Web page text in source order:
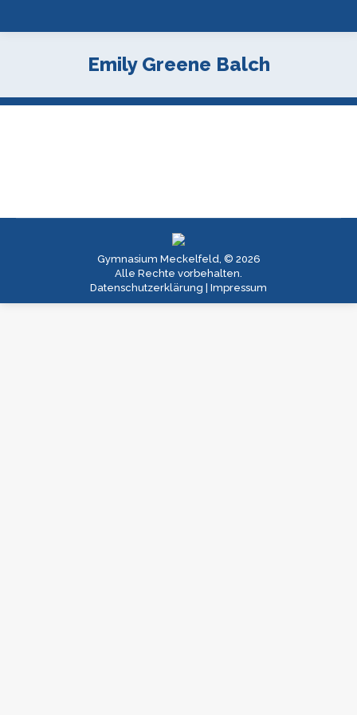
Emily Greene Balch
Gymnasium Meckelfeld, © 2026
Alle Rechte vorbehalten.
Datenschutzerklärung
Impressum